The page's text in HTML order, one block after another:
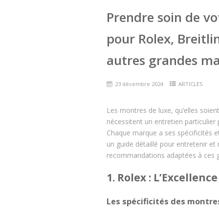
Prendre soin de
pour Rolex,
autres grandes
23 décembre 2024 ARTICLES
Les montres de luxe, qu’elles
nécessitent un entretien
Chaque marque a ses spécificités
un guide détaillé pour entretenir
recommandations adaptées à ces
1. Rolex :
Les spécificités des